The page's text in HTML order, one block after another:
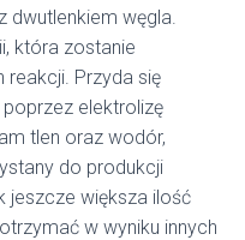
dwutlenkiem węgla.
która zostanie
reakcji. Przyda się
elektrolizę
tlen oraz wodór,
do produkcji
jeszcze większa ilość
w wyniku innych